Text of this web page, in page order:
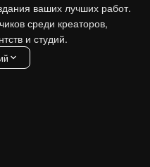
ваших лучших работ.
среди креаторов,
и студий.